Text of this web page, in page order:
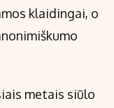
klaidingai, o
metais siūlo